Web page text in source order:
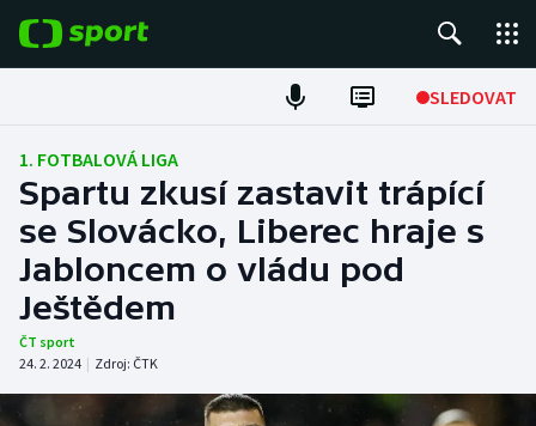
SLEDOVAT
Fotbal
Hokej
Tenis
Atletika
1. FOTBALOVÁ LIGA
Spartu zkusí zastavit trápící
se Slovácko, Liberec hraje s
Jabloncem o vládu pod
Ještědem
ČT sport
24. 2. 2024 | Zdroj: ČTK